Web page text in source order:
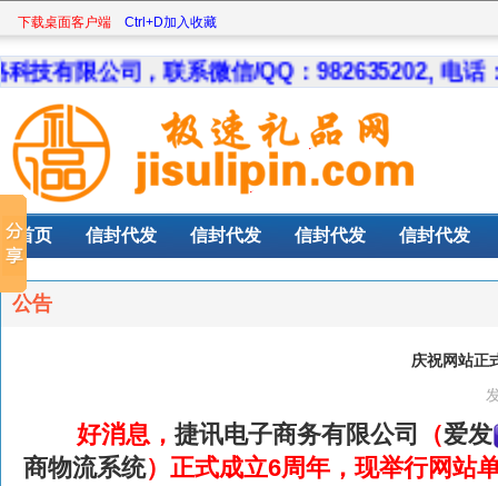
下载桌面客户端 Ctrl+D加入收藏
有限公司，联系微信/QQ：982635202, 电话：
首页 信封代发 信封代发 信封代发 信封代发
公告
庆祝网站正
好消息， 捷讯电子商务有限公司 （爱发
商物流系统）正式成立6周年，现举行网站